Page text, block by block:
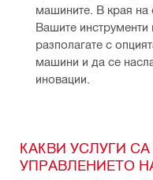
машините. В края на
Вашите
разполагате с
машини и да се
иновации.
КАКВИ УСЛУГИ
УПРАВЛЕНИЕТО